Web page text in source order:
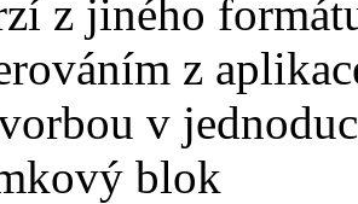
z jiného
z
v
blok